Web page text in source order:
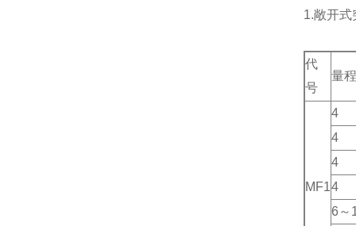
1.敞开式
代
号
量
MF1
4
4
4
4
6～